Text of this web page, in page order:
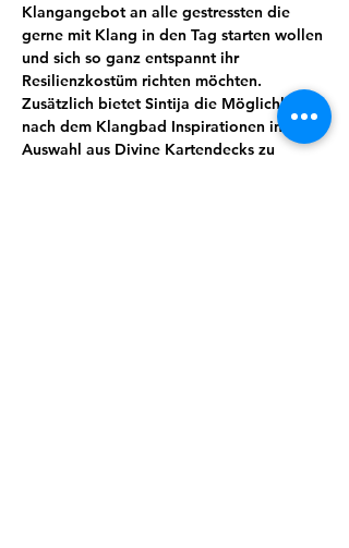
Klangangebot an alle gestressten die
gerne mit Klang in den Tag starten wollen
und sich so ganz entspannt ihr
Resilienzkostüm richten möchten.
Zusätzlich bietet Sintija die Möglichkeit
nach dem Klangbad Inspirationen in ihrer
Auswahl aus Divine Kartendecks zu